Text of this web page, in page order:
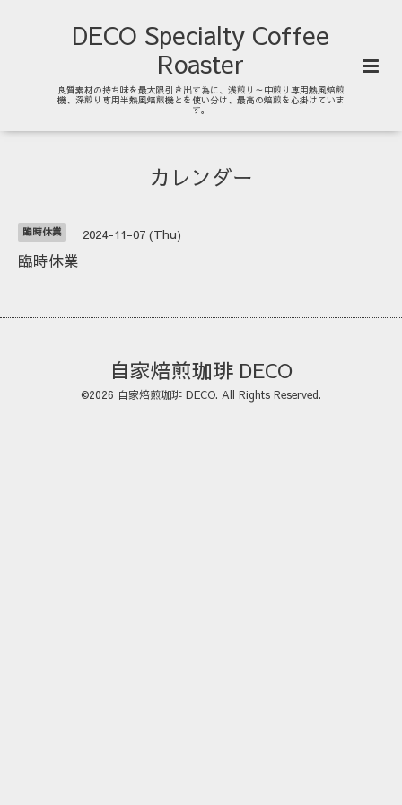
DECO Specialty Coffee
Roaster
良質素材の持ち味を最大限引き出す為に、浅煎り～中煎り専用熱風焙煎
機、深煎り専用半熱風焙煎機とを使い分け、最高の焙煎を心掛けていま
す。
カレンダー
臨時休業 2024-11-07 (Thu)
臨時休業
自家焙煎珈琲 DECO
©2026 自家焙煎珈琲 DECO. All Rights Reserved.